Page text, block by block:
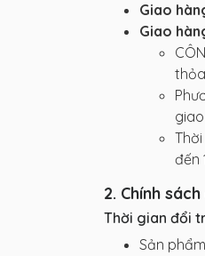
Giao
Giao
đến
2. Chính
Thời gian đổi
Sản